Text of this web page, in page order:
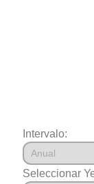
Intervalo:
Seleccionar